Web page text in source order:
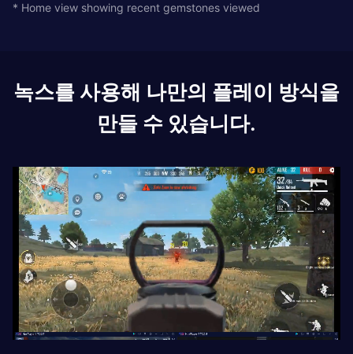
* Home view showing recent gemstones viewed
녹스를 사용해 나만의 플레이 방식을
만들 수 있습니다.